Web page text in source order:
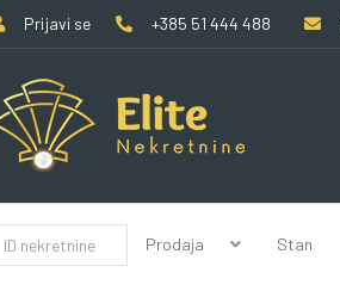
Prijavi se +385 51 444 488
Prodaja Stan